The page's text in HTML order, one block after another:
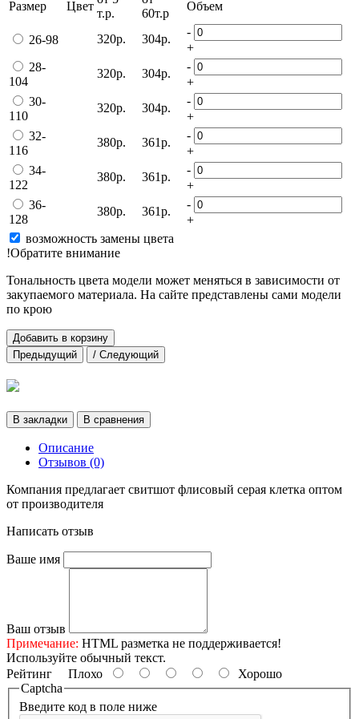
Размер Цвет
т.р.
60т.р
Объем
26-98 320р. 304р.
-
+
28-
104
320р. 304р.
-
+
30-
110
320р. 304р.
-
+
32-
116
380р. 361р.
-
+
34-
122
380р. 361р.
-
+
36-
128
380р. 361р.
-
+
возможность замены цвета
!Обратите внимание
Тональность цвета модели может меняться в зависимости от
закупаемого материала. На сайте представлены сами модели
по крою
Добавить в корзину
Предыдущий
/ Следующий
В закладки В сравнения
Описание
Отзывов (0)
Компания предлагает свитшот флисовый серая клетка оптом
от производителя
Написать отзыв
Ваше имя
Ваш отзыв
Примечание: HTML разметка не поддерживается!
Используйте обычный текст.
Рейтинг Плохо
Хорошо
Captcha
Введите код в поле ниже